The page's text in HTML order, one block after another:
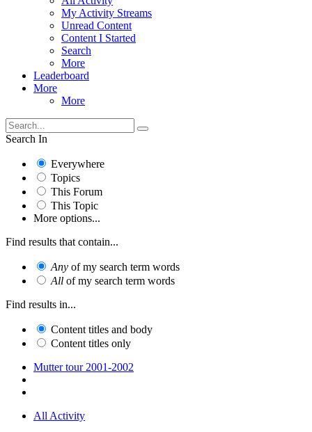
My Activity Streams
Unread Content
Content I Started
Search
More
Leaderboard
More
More
Search In
Everywhere
Topics
This Forum
This Topic
More options...
Find results that contain...
Any of my search term words
All of my search term words
Find results in...
Content titles and body
Content titles only
Mutter tour 2001-2002
All Activity